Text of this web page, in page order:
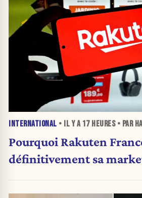
INTERNATIONAL • IL Y A 17 HEURES• PAR
Pourquoi Rakuten
définitivement sa